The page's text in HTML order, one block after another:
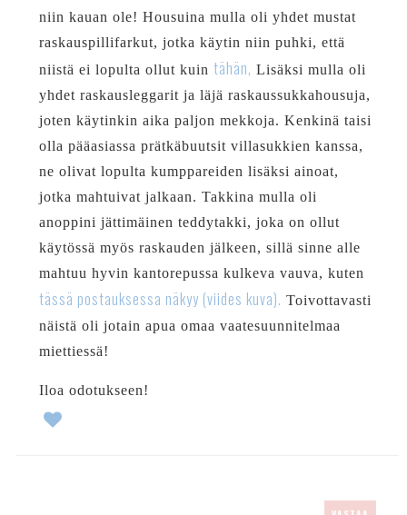
niin kauan ole! Housuina mulla oli yhdet mustat
raskauspillifarkut, jotka käytin niin puhki, että
niistä ei lopulta ollut kuin tähän, Lisäksi mulla oli
yhdet raskausleggarit ja läjä raskaussukkahousuja,
joten käytinkin aika paljon mekkoja. Kenkinä taisi
olla pääasiassa prätkäbuutsit villasukkien kanssa,
ne olivat lopulta kumppareiden lisäksi ainoat,
jotka mahtuivat jalkaan. Takkina mulla oli
anoppini jättimäinen teddytakki, joka on ollut
käytössä myös raskauden jälkeen, sillä sinne alle
mahtuu hyvin kantorepussa kulkeva vauva, kuten
tässä postauksessa näkyy (viides kuva). Toivottavasti
näistä oli jotain apua omaa vaatesuunnitelmaa
miettiessä!
Iloa odotukseen!